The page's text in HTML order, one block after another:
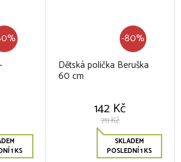
1 KS
-80%
Dětská polička Beruška
60 cm
142 Kč
711 Kč
SKLADEM
POSLEDNÍ 1 KS